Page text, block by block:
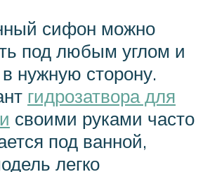
сифон можно
под любым углом и
нужную сторону.
гидрозатвора для
своими руками часто
под ванной,
легко